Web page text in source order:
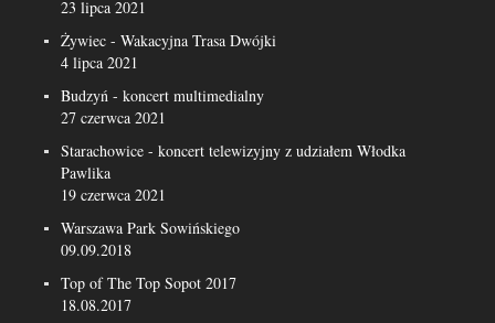
23 lipca 2021
Żywiec - Wakacyjna Trasa Dwójki
4 lipca 2021
Budzyń - koncert multimedialny
27 czerwca 2021
Starachowice - koncert telewizyjny z udziałem Włodka
Pawlika
19 czerwca 2021
Warszawa Park Sowińskiego
09.09.2018
Top of The Top Sopot 2017
18.08.2017